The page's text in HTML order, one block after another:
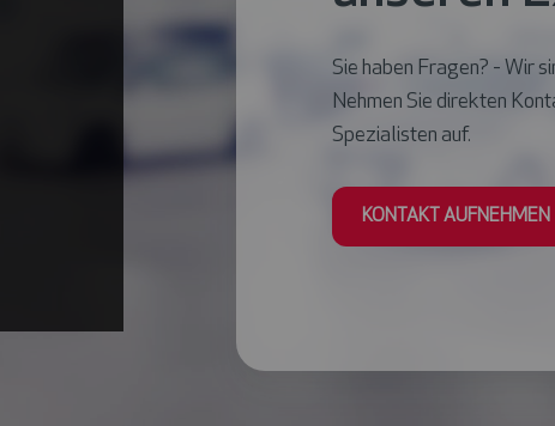
Sie haben Fragen? - Wir
Nehmen Sie direkten
Spezialisten auf.
KONTAKT AUFNEHMEN